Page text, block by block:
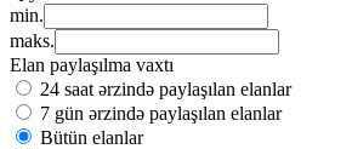
min.
maks.
Elan paylaşılma vaxtı
24 saat ərzində paylaşılan elanlar
7 gün ərzində paylaşılan elanlar
Bütün elanlar